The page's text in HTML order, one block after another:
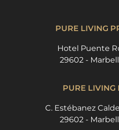
PURE LIVING
Hotel Puente
29602 -
PURE LIVING
C. Estébanez
29602 -